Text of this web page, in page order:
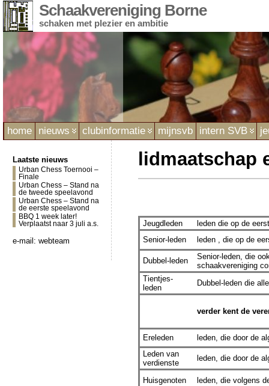
Schaakvereniging Borne
schaken met plezier en ambitie
home nieuws clubinformatie mijnsvb intern SVB
Laatste nieuws
Urban Chess Toernooi –
Finale
Urban Chess – Stand na
de tweede speelavond
Urban Chess – Stand na
de eerste speelavond
BBQ 1 week later!
Verplaatst naar 3 juli a.s.
e-mail: webteam
lidmaatschap
Jeugdleden
leden die op de
Senior-leden
leden , die op de
Dubbel-leden
Senior-leden, die
schaakvereniging
Tientjes-
leden
Dubbel-leden die
verder kent de
Ereleden
leden, die door de
Leden van
verdienste
leden, die door de
Huisgenoten leden, die volgens